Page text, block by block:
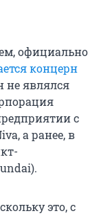
официально
концерн
не являлся
с
а ранее, в
это, с